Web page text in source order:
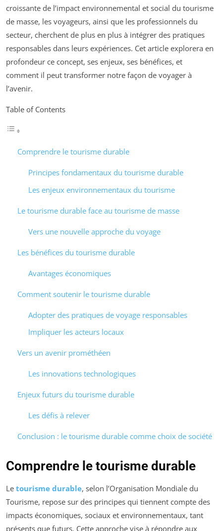
croissante de l’impact environnemental et social du tourisme
de masse, les voyageurs, ainsi que les professionnels du
secteur, cherchent de plus en plus à intégrer des pratiques
responsables dans leurs expériences. Cet article explorera en
profondeur ce concept, ses enjeux, ses bénéfices, et
comment il peut transformer notre façon de voyager à
l’avenir.
Table of Contents
Comprendre le tourisme durable
Principes fondamentaux du tourisme durable
Les enjeux environnementaux du tourisme
Le tourisme durable face au tourisme de masse
Vers une nouvelle approche du voyage
Les bénéfices du tourisme durable
Avantages économiques
Comment soutenir le tourisme durable
Adopter des pratiques de voyage responsables
Impliquer les acteurs locaux
Vers un avenir prométhéen
Les innovations technologiques
Enjeux futurs du tourisme durable
Les défis à relever
Conclusion : le tourisme durable comme choix de société
Comprendre le tourisme durable
Le tourisme durable, selon l’Organisation Mondiale du
Tourisme, repose sur des principes qui tiennent compte des
impacts économiques, sociaux et environnementaux, tant
présents que futurs. Cette approche vise à répondre aux